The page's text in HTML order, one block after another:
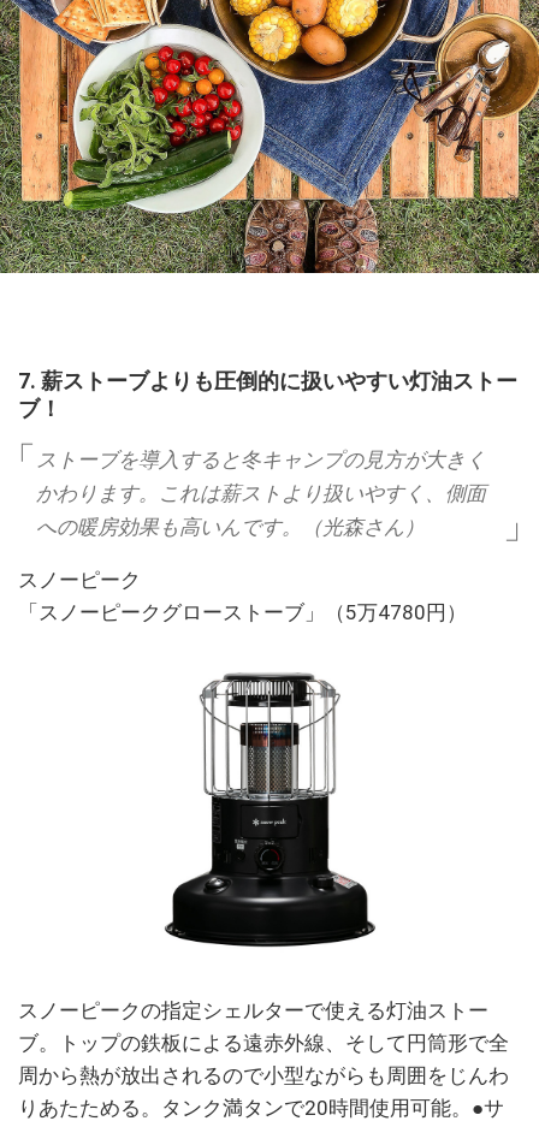
7. 薪ストーブよりも圧倒的に扱いやすい灯油ストー
ブ！
ストーブを導入すると冬キャンプの見方が大きく
かわります。これは薪ストより扱いやすく、側面
への暖房効果も高いんです。（光森さん）
スノーピーク
「スノーピークグローストーブ」（5万4780円）
スノーピークの指定シェルターで使える灯油ストー
ブ。トップの鉄板による遠赤外線、そして円筒形で全
周から熱が放出されるので小型ながらも周囲をじんわ
りあたためる。タンク満タンで20時間使用可能。●サ